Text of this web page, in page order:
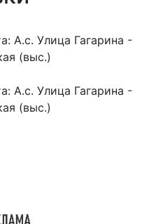
А.с. Улица Гагарина -
(выс.)
А.с. Улица Гагарина -
(выс.)